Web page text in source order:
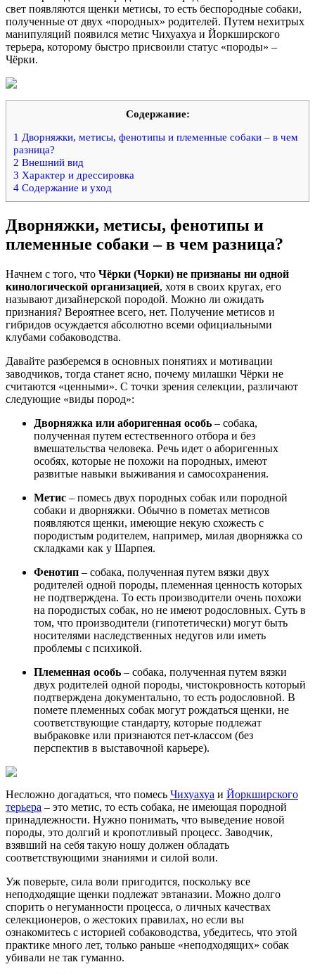
свет появляются щенки метисы, то есть беспородные собаки,
полученные от двух «породных» родителей. Путем нехитрых
манипуляций появился метис Чихуахуа и Йоркширского
терьера, которому быстро присвоили статус «породы» –
Чёрки.
Содержание:
1 Дворняжки, метисы, фенотипы и племенные собаки – в чем
разница?
2 Внешний вид
3 Характер и дрессировка
4 Содержание и уход
Дворняжки, метисы, фенотипы и
племенные собаки – в чем разница?
Начнем с того, что Чёрки (Чорки) не признаны ни одной
кинологической организацией, хотя в своих кругах, его
называют дизайнерской породой. Можно ли ожидать
признания? Вероятнее всего, нет. Получение метисов и
гибридов осуждается абсолютно всеми официальными
клубами собаководства.
Давайте разберемся в основных понятиях и мотивации
заводчиков, тогда станет ясно, почему милашки Чёрки не
считаются «ценными». С точки зрения селекции, различают
следующие «виды пород»:
Дворняжка или аборигенная особь – собака,
полученная путем естественного отбора и без
вмешательства человека. Речь идет о аборигенных
особях, которые не похожи на породных, имеют
развитые навыки выживания и самосохранения.
Метис – помесь двух породных собак или породной
собаки и дворняжки. Обычно в пометах метисов
появляются щенки, имеющие некую схожесть с
породистым родителем, например, милая дворняжка со
складками как у Шарпея.
Фенотип – собака, полученная путем вязки двух
родителей одной породы, племенная ценность которых
не подтверждена. То есть производители очень похожи
на породистых собак, но не имеют родословных. Суть в
том, что производители (гипотетически) могут быть
носителями наследственных недугов или иметь
проблемы с психикой.
Племенная особь – собака, полученная путем вязки
двух родителей одной породы, чистокровность который
подтверждена документально, то есть родословной. В
помете племенных собак могут рождаться щенки, не
соответствующие стандарту, которые подлежат
выбраковке или признаются пет-классом (без
перспектив в выставочной карьере).
Несложно догадаться, что помесь Чихуахуа и Йоркширского
терьера – это метис, то есть собака, не имеющая породной
принадлежности. Нужно понимать, что выведение новой
породы, это долгий и кропотливый процесс. Заводчик,
взявший на себя такую ношу должен обладать
соответствующими знаниями и силой воли.
Уж поверьте, сила воли пригодится, поскольку все
неподходящие щенки подлежат эвтаназии. Можно долго
спорить о негуманности процесса, о личных качествах
селекционеров, о жестоких правилах, но если вы
ознакомитесь с историей собаководства, убедитесь, что этой
практике много лет, только раньше «неподходящих» собак
убивали не так гуманно.